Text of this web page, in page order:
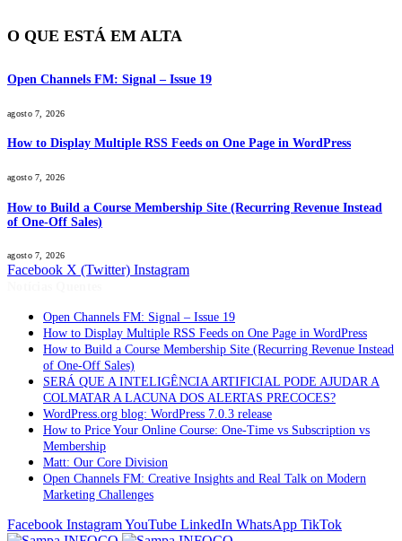
O QUE ESTÁ EM ALTA
Open Channels FM: Signal – Issue 19
agosto 7, 2026
How to Display Multiple RSS Feeds on One Page in WordPress
agosto 7, 2026
How to Build a Course Membership Site (Recurring Revenue Instead
of One-Off Sales)
agosto 7, 2026
Facebook X (Twitter) Instagram
Open Channels FM: Signal – Issue 19
How to Display Multiple RSS Feeds on One Page in WordPress
How to Build a Course Membership Site (Recurring Revenue Instead
of One-Off Sales)
SERÁ QUE A INTELIGÊNCIA ARTIFICIAL PODE AJUDAR A
COLMATAR A LACUNA DOS ALERTAS PRECOCES?
WordPress.org blog: WordPress 7.0.3 release
How to Price Your Online Course: One-Time vs Subscription vs
Membership
Matt: Our Core Division
Open Channels FM: Creative Insights and Real Talk on Modern
Marketing Challenges
Facebook InstagramYouTube LinkedIn WhatsApp TikTok